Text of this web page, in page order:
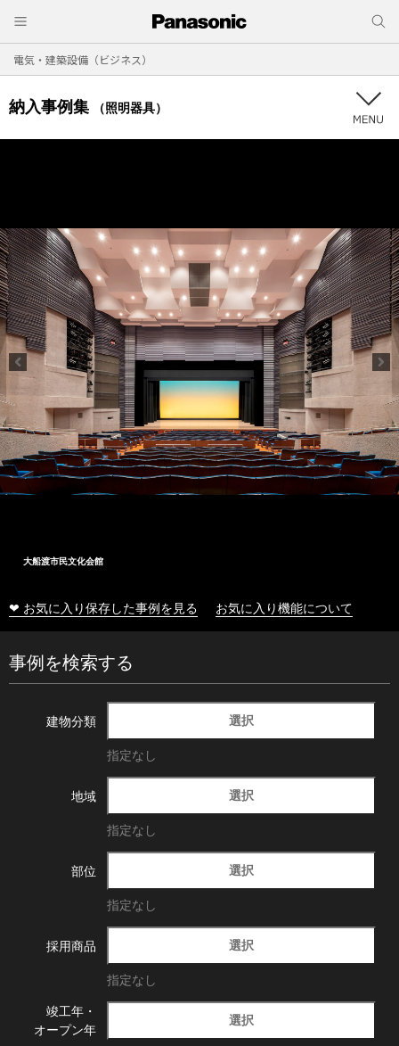
電気・建築設備（ビジネス）
納入事例集 （照明器具）
大船渡市民文化会館
❤ お気に入り保存した事例を見る お気に入り機能について
事例を検索する
建物分類 選択
指定なし
地域 選択
指定なし
部位 選択
指定なし
採用商品 選択
指定なし
竣工年・
オープン年
選択